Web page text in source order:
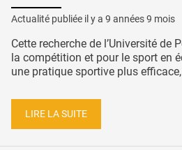
Actualité publiée il y a 9 années 9 mois
Cette recherche de l’Université de
la compétition et pour le sport en
une pratique sportive plus
LIRE LA SUITE